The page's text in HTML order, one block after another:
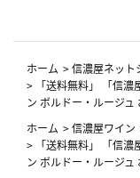
ホーム >信濃屋ネット
> 「送料無料」 「信
ン ボルドー・ルージュ
ホーム >信濃屋ワイン
> 「送料無料」 「信
ン ボルドー・ルージュ